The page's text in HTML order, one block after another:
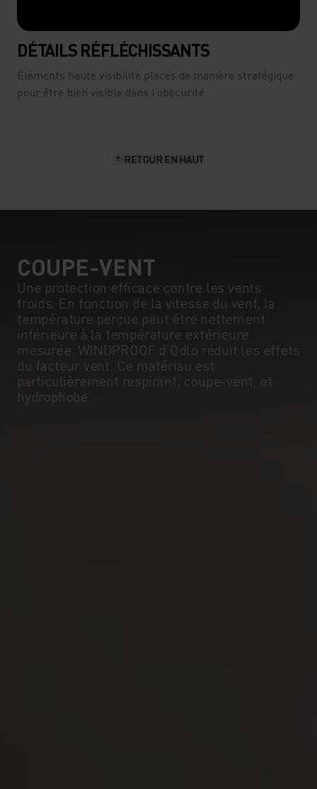
DÉTAILS RÉFLÉCHISSANTS
Éléments haute visibilité placés de manière stratégique
pour être bien visible dans l’obscurité.
RETOUR EN HAUT
COUPE-VENT
Une protection efficace contre les vents
froids. En fonction de la vitesse du vent, la
température perçue peut être nettement
inférieure à la température extérieure
mesurée. WINDPROOF d'Odlo réduit les effets
du facteur vent. Ce matériau est
particulièrement respirant, coupe-vent, et
hydrophobe.